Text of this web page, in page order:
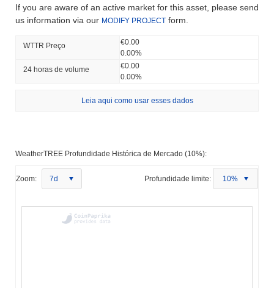
If you are aware of an active market for this asset, please send
us information via our MODIFY PROJECT form.
WTTR Preço
€0.00
0.00%
24 horas de volume
€0.00
0.00%
Leia aqui como usar esses dados
WeatherTREE Profundidade Histórica de Mercado (10%):
Zoom: 7d Profundidade limite: 10%